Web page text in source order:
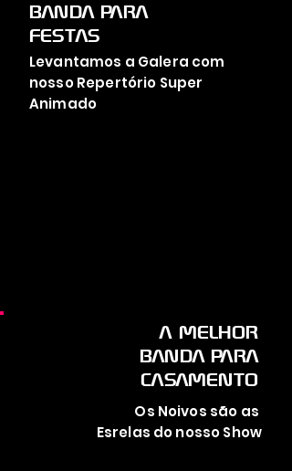
BANDA PARA
FESTAS
Levantamos a Galera com
nosso Repertório Super
Animado
A MELHOR
BANDA PARA
CASAMENTO
Os Noivos são as
Esrelas do nosso Show